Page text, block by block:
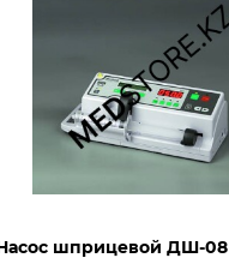
шприцевой ДШ-08
Быстрый просмотр